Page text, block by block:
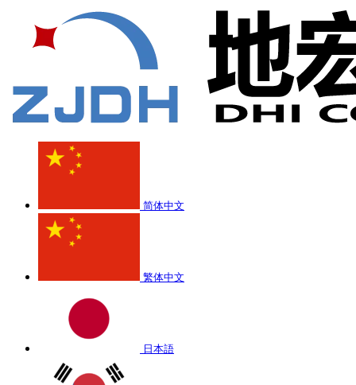
简体中文
繁体中文
日本語